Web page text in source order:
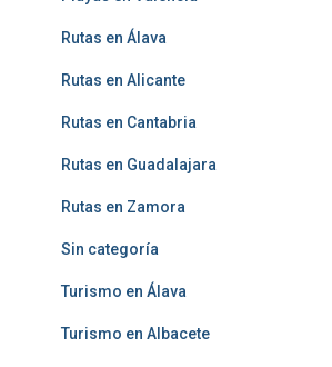
Rutas en Álava
Rutas en Alicante
Rutas en Cantabria
Rutas en Guadalajara
Rutas en Zamora
Sin categoría
Turismo en Álava
Turismo en Albacete